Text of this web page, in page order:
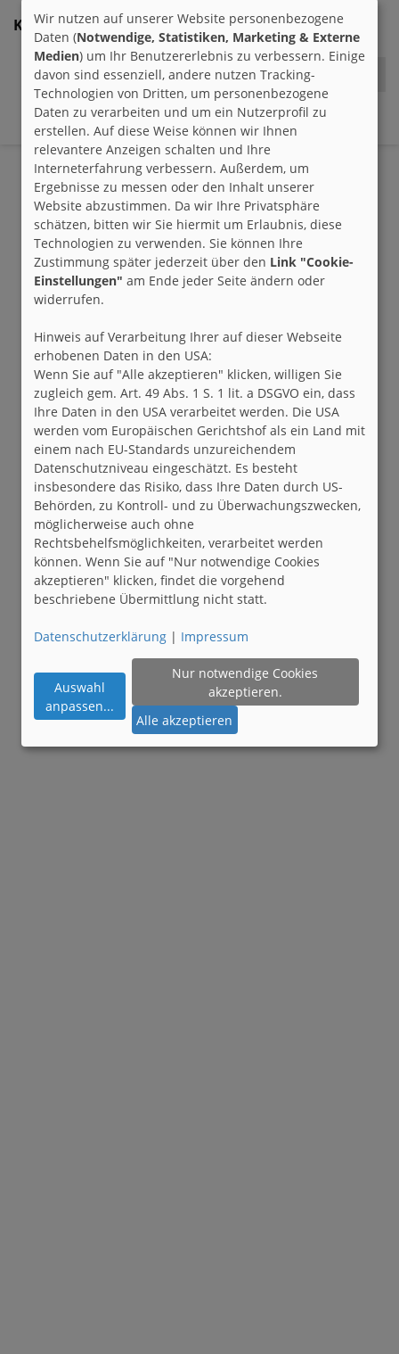
Kommentare:
Aww ist der süß 🥰 ich liebe Perser Katzen.
AmdMRabbiT 18:49 h
Wir nutzen auf unserer Website personenbezogene
Daten (Notwendige, Statistiken, Marketing & Externe
Medien) um Ihr Benutzererlebnis zu verbessern. Einige
davon sind essenziell, andere nutzen Tracking-
Technologien von Dritten, um personenbezogene
Daten zu verarbeiten und um ein Nutzerprofil zu
erstellen. Auf diese Weise können wir Ihnen
relevantere Anzeigen schalten und Ihre
Interneterfahrung verbessern. Außerdem, um
Ergebnisse zu messen oder den Inhalt unserer
Website abzustimmen. Da wir Ihre Privatsphäre
schätzen, bitten wir Sie hiermit um Erlaubnis, diese
Technologien zu verwenden. Sie können Ihre
Zustimmung später jederzeit über den Link "Cookie-
Einstellungen" am Ende jeder Seite ändern oder
widerrufen.
Hinweis auf Verarbeitung Ihrer auf dieser Webseite
erhobenen Daten in den USA:
Wenn Sie auf "Alle akzeptieren" klicken, willigen Sie
zugleich gem. Art. 49 Abs. 1 S. 1 lit. a DSGVO ein, dass
Ihre Daten in den USA verarbeitet werden. Die USA
werden vom Europäischen Gerichtshof als ein Land mit
einem nach EU-Standards unzureichendem
Datenschutzniveau eingeschätzt. Es besteht
insbesondere das Risiko, dass Ihre Daten durch US-
Behörden, zu Kontroll- und zu Überwachungszwecken,
möglicherweise auch ohne
Rechtsbehelfsmöglichkeiten, verarbeitet werden
können. Wenn Sie auf "Nur notwendige Cookies
akzeptieren" klicken, findet die vorgehend
beschriebene Übermittlung nicht statt.
Datenschutzerklärung | Impressum
Auswahl
anpassen...
Nur notwendige Cookies
akzeptieren.
Alle akzeptieren